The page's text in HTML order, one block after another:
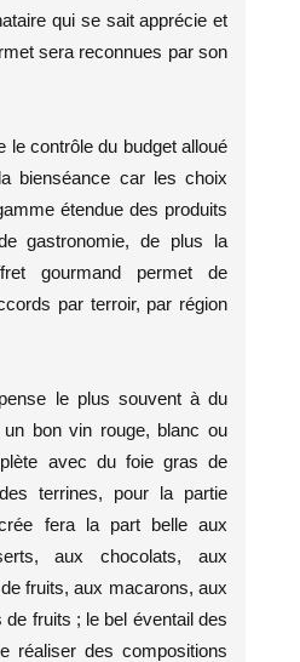
qui se sait apprécie et
sera reconnues par son
le contrôle du budget alloué
bienséance car les choix
étendue des produits
gastronomie, de plus la
gourmand permet de
par terroir, par région
le plus souvent à du
bon vin rouge, blanc ou
avec du foie gras de
terrines, pour la partie
fera la part belle aux
aux chocolats, aux
fruits, aux macarons, aux
fruits ; le bel éventail des
réaliser des compositions